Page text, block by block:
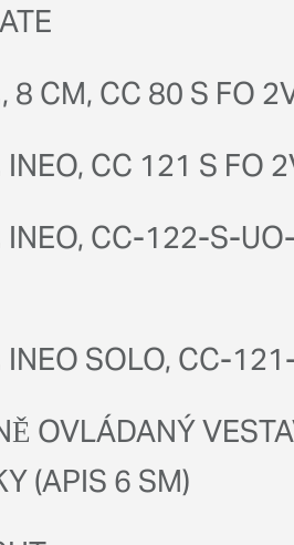
CM, CC 80 S FO
CC 121 S FO
CC-122-S-
SOLO, CC-
OVLÁDANÝ
(APIS 6 SM)